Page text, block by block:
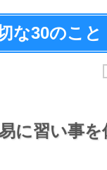
な30のこと
に習い事を